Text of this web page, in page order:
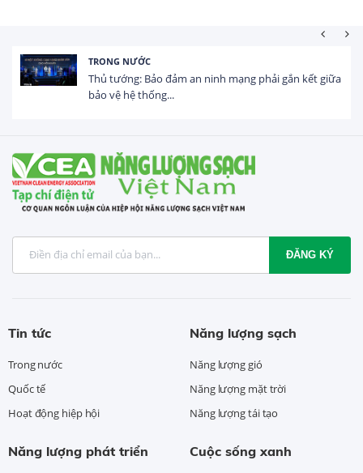
TRONG NƯỚC
Thủ tướng: Bảo đảm an ninh mạng phải gắn kết giữa
bảo vệ hệ thống...
ĐĂNG KÝ
Tin tức
Trong nước
Quốc tế
Hoạt động hiệp hội
Năng lượng sạch
Năng lượng gió
Năng lượng mặt trời
Năng lượng tái tạo
Năng lượng phát triển Cuộc sống xanh